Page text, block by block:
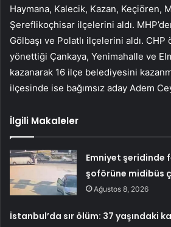
Haymana, Kalecik, Kazan, Keçiören,
Şereflikoçhisar ilçelerini aldı.
Gölbaşı ve Polatlı ilçelerini aldı.
yönettiği Çankaya, Yenimahalle ve
kazanarak 16 ilçe belediyesini
ilçesinde ise bağımsız aday Adem
İlgili Makaleler
Emniyet şeridinde
şoförüne midibüs
Ağustos 8, 2026
İstanbul’da sır ölüm: 37 yaşındaki